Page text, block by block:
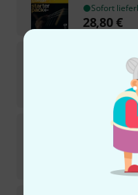
Sofort
28,80€
Sofort
€
Edition Dux
Sofort
€